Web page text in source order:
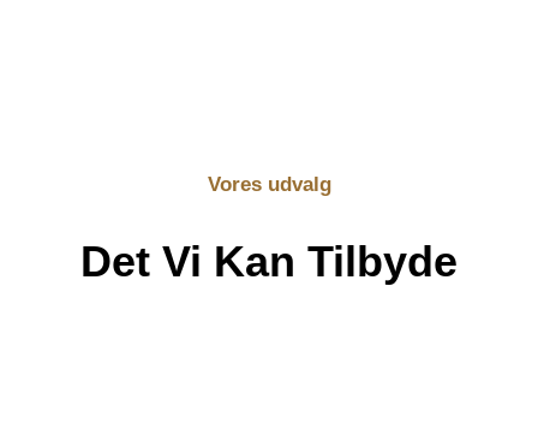
Vores udvalg
Det Vi Kan Tilbyde